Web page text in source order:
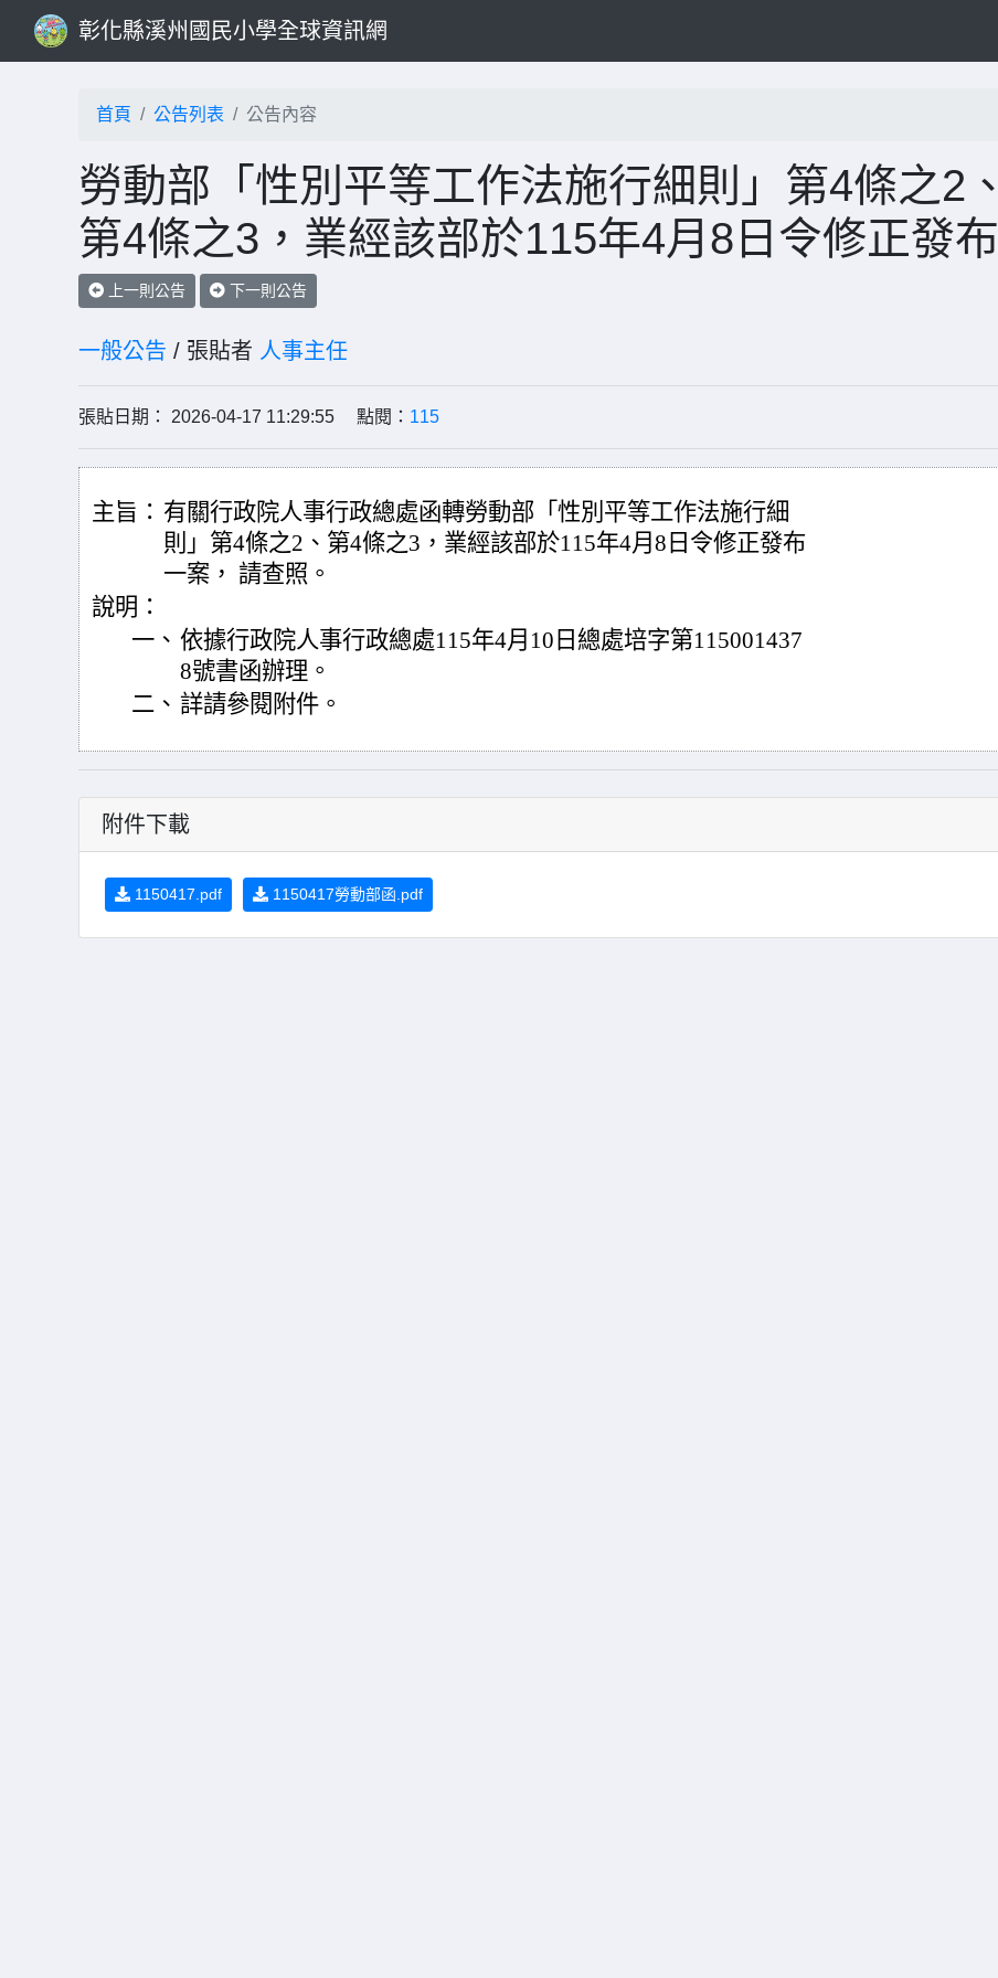
彰化縣溪州國民小學全球資訊網
首頁 公告列表 公告內容
勞動部「性別平等工作法施行細則」第4條之2、
第4條之3，業經該部於115年4月8日令修正發布
上一則公告 下一則公告
一般公告 / 張貼者 人事主任
張貼日期： 2026-04-17 11:29:55 點閱： 115
主旨： 有關行政院人事行政總處函轉勞動部「性別平等工作法施行細
則」第4條之2、第4條之3，業經該部於115年4月8日令修正發布
一案， 請查照。
說明：
一、 依據行政院人事行政總處115年4月10日總處培字第115001437
8號書函辦理。
二、 詳請參閱附件。
附件下載
1150417.pdf 1150417勞動部函.pdf